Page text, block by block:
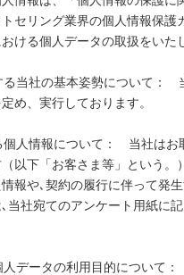
セリング業界の個人情報保
ける個人データの取扱をいた
る当社の基本姿勢について：
め、実行しております。
個人情報について： 当社はお
以下「お客さま等」という
報や､契約の履行に伴って発
当社宛てのアンケート用紙に
データの利用目的について